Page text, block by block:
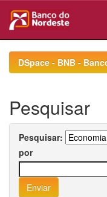
navigationDSpace - BNB -
Pesquisar
Pesquisar:
por